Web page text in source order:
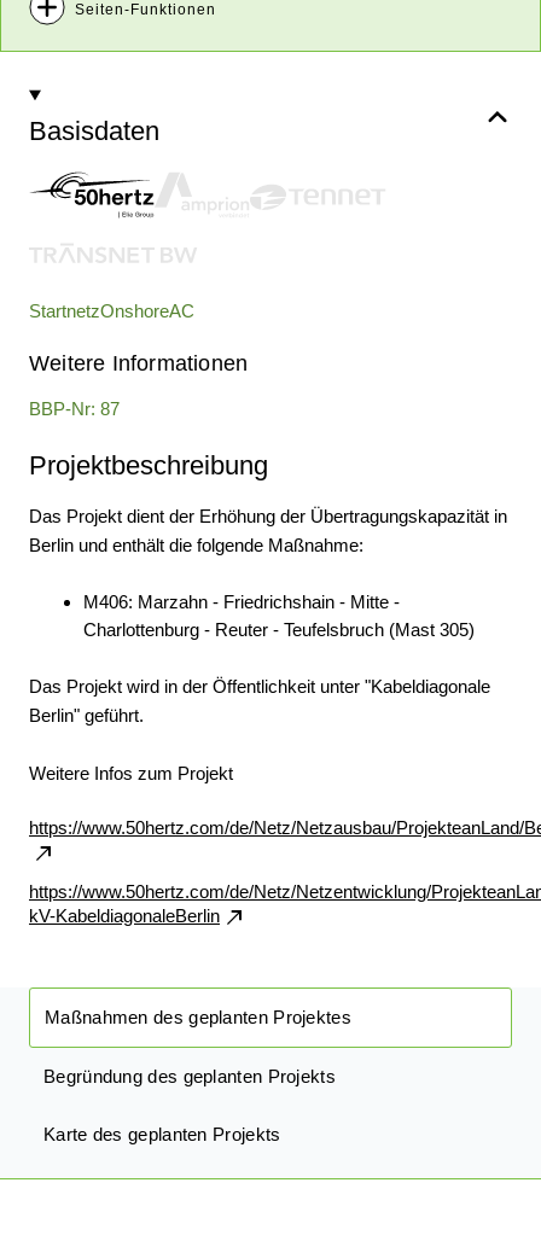
Seiten-Funktionen
Projekt teilen
Steckbrief herunterladen
Basisdaten
StartnetzOnshoreAC
Weitere Informationen
BBP-Nr: 87
Projektbeschreibung
Das Projekt dient der Erhöhung der Übertragungskapazität in
Berlin und enthält die folgende Maßnahme:
M406: Marzahn - Friedrichshain - Mitte -
Charlottenburg - Reuter - Teufelsbruch (Mast 305)
Das Projekt wird in der Öffentlichkeit unter "Kabeldiagonale
Berlin" geführt.
Weitere Infos zum Projekt
https://www.50hertz.com/de/Netz/Netzausbau/ProjekteanLand/
https://www.50hertz.com/de/Netz/Netzentwicklung/
kV-KabeldiagonaleBerlin
Maßnahmen des geplanten Projektes
Begründung des geplanten Projekts
Karte des geplanten Projekts